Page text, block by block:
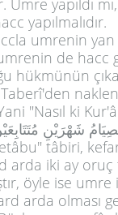
yapılmalıdır.
umrenin yan
de hacc
hükmünün
naklen
"Nasıl ki
شَهْرَيْنِ
tâbiri,
arda iki ay oruç
öyle ise umre
arda olması